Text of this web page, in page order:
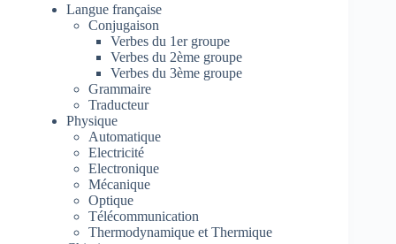
Langue française
Conjugaison
Verbes du 1er groupe
Verbes du 2ème groupe
Verbes du 3ème groupe
Grammaire
Traducteur
Physique
Automatique
Electricité
Electronique
Mécanique
Optique
Télécommunication
Thermodynamique et Thermique